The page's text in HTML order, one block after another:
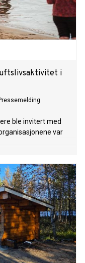
i
ble invitert med
var